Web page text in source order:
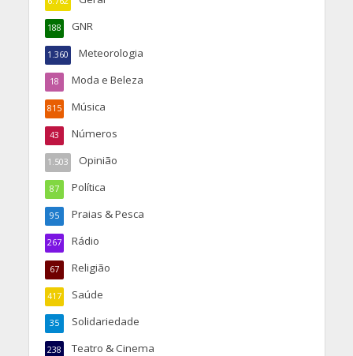
GNR
188
Meteorologia
1.360
Moda e Beleza
18
Música
815
Números
43
Opinião
1.503
Política
87
Praias & Pesca
95
Rádio
267
Religião
67
Saúde
417
Solidariedade
35
Teatro & Cinema
238